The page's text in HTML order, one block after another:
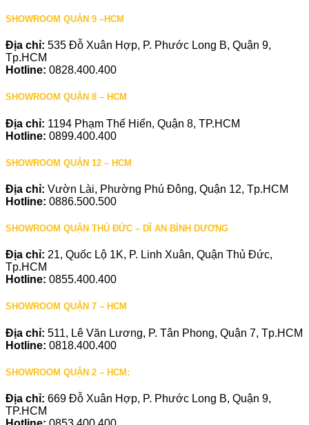
SHOWROOM QUẬN 9 –HCM
Địa chỉ: 535 Đỗ Xuân Hợp, P. Phước Long B, Quận 9,
Tp.HCM
Hotline: 0828.400.400
SHOWROOM QUẬN 8 – HCM
Địa chỉ: 1194 Phạm Thế Hiển, Quận 8, TP.HCM
Hotline: 0899.400.400
SHOWROOM QUẬN 12 – HCM
Địa chỉ: Vườn Lài, Phường Phú Đông, Quận 12, Tp.HCM
Hotline: 0886.500.500
SHOWROOM QUẬN THỦ ĐỨC – DĨ AN BÌNH DƯƠNG
Địa chỉ: 21, Quốc Lộ 1K, P. Linh Xuân, Quận Thủ Đức,
Tp.HCM
Hotline: 0855.400.400
SHOWROOM QUẬN 7 – HCM
Địa chỉ: 511, Lê Văn Lương, P. Tân Phong, Quận 7, Tp.HCM
Hotline: 0818.400.400
SHOWROOM QUẬN 2 – HCM:
Địa chỉ: 669 Đỗ Xuân Hợp, P. Phước Long B, Quận 9,
TP.HCM